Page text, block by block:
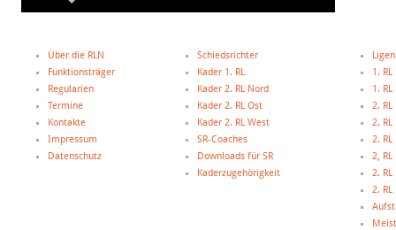
Über die RLN
Funktionsträger
Regularien
Termine
Kontakte
Impressum
Datenschutz
Schiedsrichter
Kader 1. RL
Kader 2. RL Nord
Kader 2. RL Ost
Kader 2. RL West
SR-Coaches
Downloads für SR
Kaderzugehörigkeit
Ligen
1.
1.
2.
2.
2.
2,
2.
2.